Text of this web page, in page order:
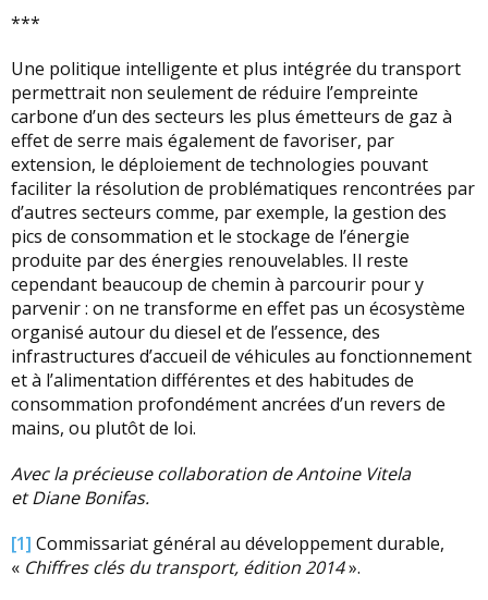
***
Une politique intelligente et plus intégrée du transport
permettrait non seulement de réduire l’empreinte
carbone d’un des secteurs les plus émetteurs de gaz à
effet de serre mais également de favoriser, par
extension, le déploiement de technologies pouvant
faciliter la résolution de problématiques rencontrées par
d’autres secteurs comme, par exemple, la gestion des
pics de consommation et le stockage de l’énergie
produite par des énergies renouvelables. Il reste
cependant beaucoup de chemin à parcourir pour y
parvenir : on ne transforme en effet pas un écosystème
organisé autour du diesel et de l’essence, des
infrastructures d’accueil de véhicules au fonctionnement
et à l’alimentation différentes et des habitudes de
consommation profondément ancrées d’un revers de
mains, ou plutôt de loi.
Avec la précieuse collaboration de Antoine Vitela
et Diane Bonifas.
[1] Commissariat général au développement durable,
« Chiffres clés du transport, édition 2014».